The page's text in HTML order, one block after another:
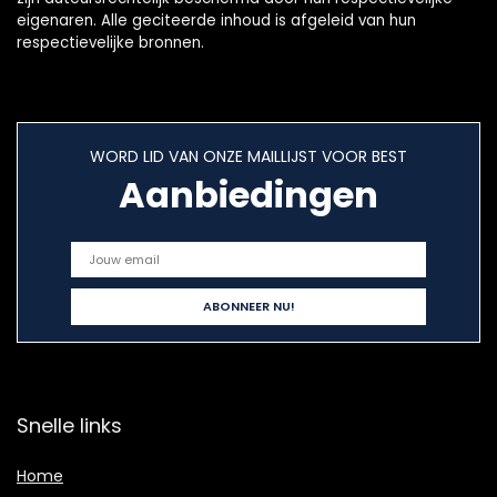
eigenaren. Alle geciteerde inhoud is afgeleid van hun
respectievelijke bronnen.
WORD LID VAN ONZE MAILLIJST VOOR BEST
Aanbiedingen
Snelle links
Home